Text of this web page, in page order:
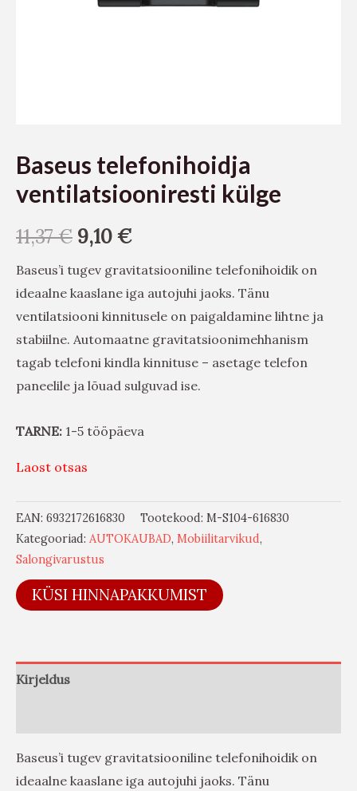
Baseus telefonihoidja
ventilatsiooniresti külge
11,37€ 9,10€
Baseus’i tugev gravitatsiooniline telefonihoidik on
ideaalne kaaslane iga autojuhi jaoks. Tänu
ventilatsiooni kinnitusele on paigaldamine lihtne ja
stabiilne. Automaatne gravitatsioonimehhanism
tagab telefoni kindla kinnituse – asetage telefon
paneelile ja lõuad sulguvad ise.
TARNE: 1-5 tööpäeva
Laost otsas
EAN: 6932172616830 Tootekood: M-S104-616830
Kategooriad: AUTOKAUBAD, Mobiilitarvikud,
Salongivarustus
KÜSI HINNAPAKKUMIST
Kirjeldus
Baseus’i tugev gravitatsiooniline telefonihoidik on
ideaalne kaaslane iga autojuhi jaoks. Tänu